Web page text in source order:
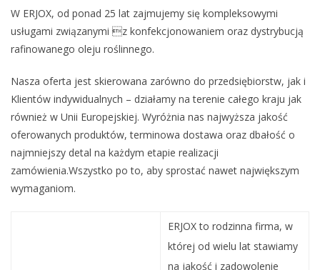
W ERJOX, od ponad 25 lat zajmujemy się kompleksowymi
usługami związanymi z konfekcjonowaniem oraz dystrybucją
rafinowanego oleju roślinnego.
Nasza oferta jest skierowana zarówno do przedsiębiorstw, jak i
Klientów indywidualnych – działamy na terenie całego kraju jak
również w Unii Europejskiej. Wyróżnia nas najwyższa jakość
oferowanych produktów, terminowa dostawa oraz dbałość o
najmniejszy detal na każdym etapie realizacji
zamówienia.Wszystko po to, aby sprostać nawet największym
wymaganiom.
ERJOX to rodzinna firma, w
której od wielu lat stawiamy
na jakość i zadowolenie